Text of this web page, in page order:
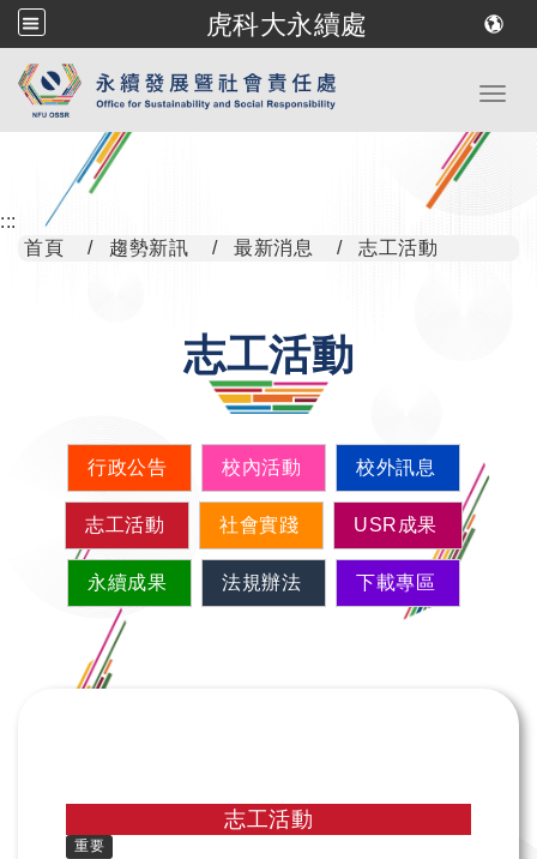
虎科大永續處
跳到主要內容
:::
首頁
趨勢新訊 最新消息 志工活動
志工活動
行政公告 校內活動 校外訊息
志工活動 社會實踐 USR成果
永續成果 法規辦法 下載專區
志工活動
重要